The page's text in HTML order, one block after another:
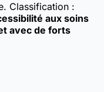
Classification :
aux soins
avec de forts